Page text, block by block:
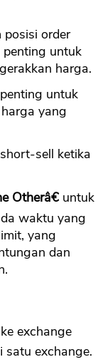
order
untuk
harga.
untuk
yang
sell ketika
Otherâ€untuk
waktu yang
yang
dan
exchange
satu exchange.